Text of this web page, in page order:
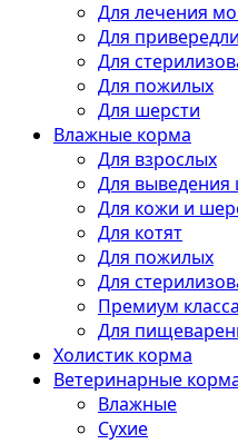
Для лечения
Для
Для
Для пожилых
Для шерсти
Влажные корма
Для взрослых
Для выведения
Для кожи и
Для котят
Для пожилых
Для
Премиум класса
Для
Холистик корма
Ветеринарные
Влажные
Сухие